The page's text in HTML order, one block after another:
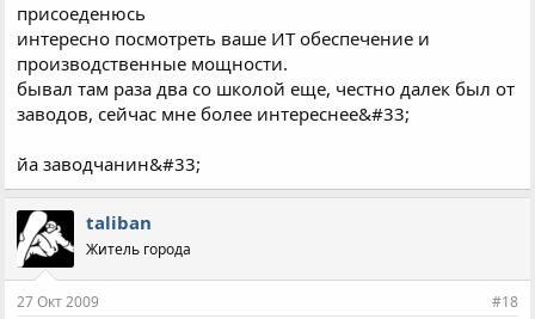
присоеденюсь
интересно посмотреть ваше ИТ обеспечение и
производственные мощности.
бывал там раза два со школой еще, честно далек был от
заводов, сейчас мне более интереснее&#33;
йа заводчанин&#33;
taliban
Житель города
27 Окт 2009 #18